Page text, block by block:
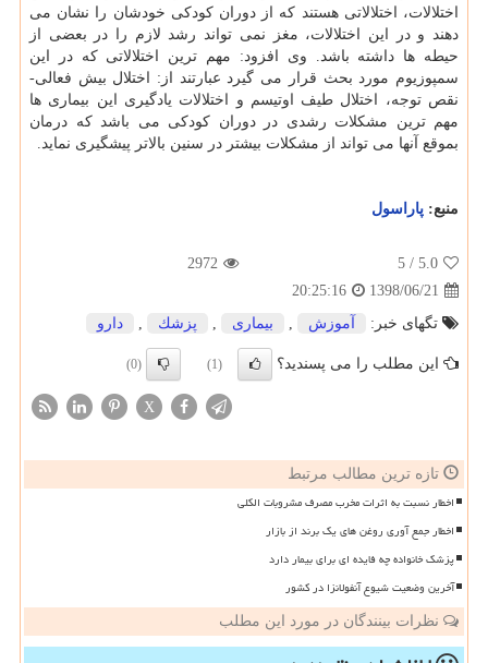
اختلالات، اختلالاتی هستند كه از دوران كودكی خودشان را نشان می
دهند و در این اختلالات، مغز نمی تواند رشد لازم را در بعضی از
حیطه ها داشته باشد. وی افزود: مهم ترین اختلالاتی كه در این
سمپوزیوم مورد بحث قرار می گیرد عبارتند از: اختلال بیش فعالی-
نقص توجه، اختلال طیف اوتیسم و اختلالات یادگیری این بیماری ها
مهم ترین مشكلات رشدی در دوران كودكی می باشد كه درمان
بموقع آنها می تواند از مشكلات بیشتر در سنین بالاتر پیشگیری نماید.
منبع: پاراسول
5.0
/ 5
2972
1398/06/21
20:25:16
تگهای خبر:
آموزش , بیماری , پزشك , دارو
این مطلب را می پسندید؟ (1)
(0)
X
تازه ترین مطالب مرتبط
اخطار نسبت به اثرات مخرب مصرف مشروبات الکلی
اخطار جمع آوری روغن های یک برند از بازار
پزشک خانواده چه فایده ای برای بیمار دارد
آخرین وضعیت شیوع آنفولانزا در کشور
نظرات بینندگان در مورد این مطلب